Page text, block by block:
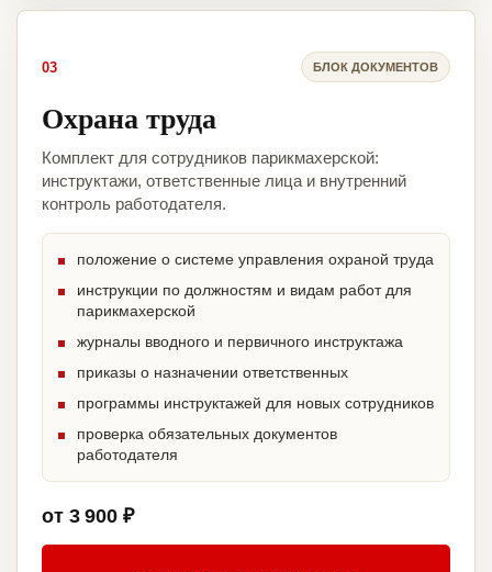
03 БЛОК ДОКУМЕНТОВ
Охрана труда
Комплект для сотрудников парикмахерской:
инструктажи, ответственные лица и внутренний
контроль работодателя.
положение о системе управления охраной труда
инструкции по должностям и видам работ для
парикмахерской
журналы вводного и первичного инструктажа
приказы о назначении ответственных
программы инструктажей для новых сотрудников
проверка обязательных документов
работодателя
от 3 900 ₽